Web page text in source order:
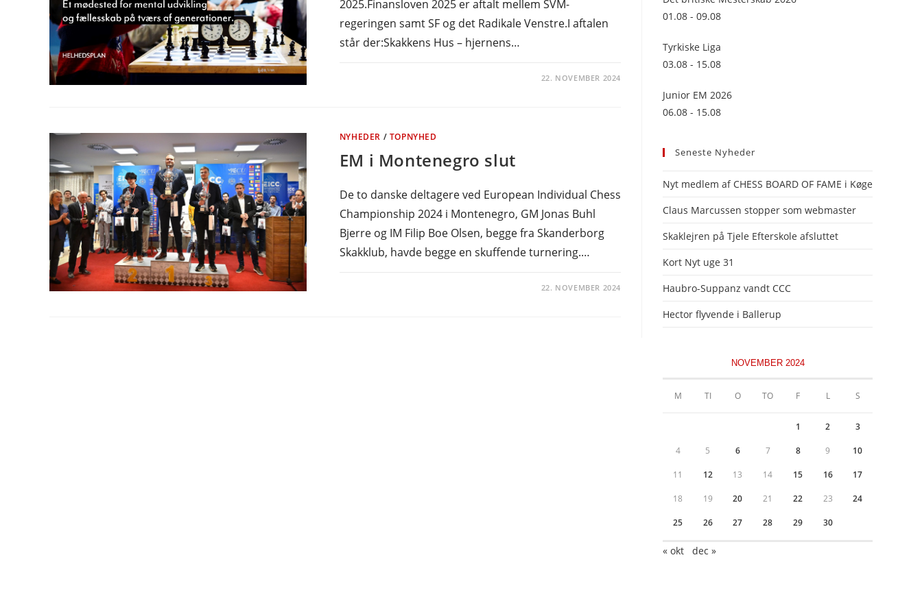
2025.Finansloven 2025 er aftalt mellem SVM-
regeringen samt SF og det Radikale Venstre.I aftalen
står der:Skakkens Hus – hjernens…
22. NOVEMBER 2024
NYHEDER / TOPNYHED
EM i Montenegro slut
De to danske deltagere ved European Individual Chess
Championship 2024 i Montenegro, GM Jonas Buhl
Bjerre og IM Filip Boe Olsen, begge fra Skanderborg
Skakklub, havde begge en skuffende turnering.…
22. NOVEMBER 2024
01.08 - 09.08
Tyrkiske Liga
03.08 - 15.08
Junior EM 2026
06.08 - 15.08
Seneste Nyheder
Nyt medlem af CHESS BOARD OF FAME i Køge
Claus Marcussen stopper som webmaster
Skaklejren på Tjele Efterskole afsluttet
Kort Nyt uge 31
Haubro-Suppanz vandt CCC
Hector flyvende i Ballerup
NOVEMBER 2024
M TI O TO F L S
1 2 3
4 5 6 7 8 9 10
11 12 13 14 15 16 17
18 19 20 21 22 23 24
25 26 27 28 29 30
« okt dec »